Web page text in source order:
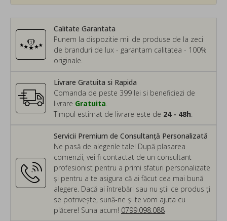
Calitate Garantata
Punem la dispozitie mii de produse de la zeci
de branduri de lux - garantam calitatea - 100%
originale.
Servicii Premium de Consultanță Personalizată
Ne pasă de alegerile tale! După plasarea
comenzii, vei fi contactat de un consultant
profesionist pentru a primi sfaturi personalizate
și pentru a te asigura că ai făcut cea mai bună
alegere. Dacă ai întrebări sau nu știi ce produs ți
se potrivește, sună-ne și te vom ajuta cu
plăcere! Suna acum! 0799.098.088
Livrare Gratuita si Rapida
Comanda de peste 399 lei si beneficiezi de
livrare Gratuita
Timpul estimat de livrare este de 24 - 48h